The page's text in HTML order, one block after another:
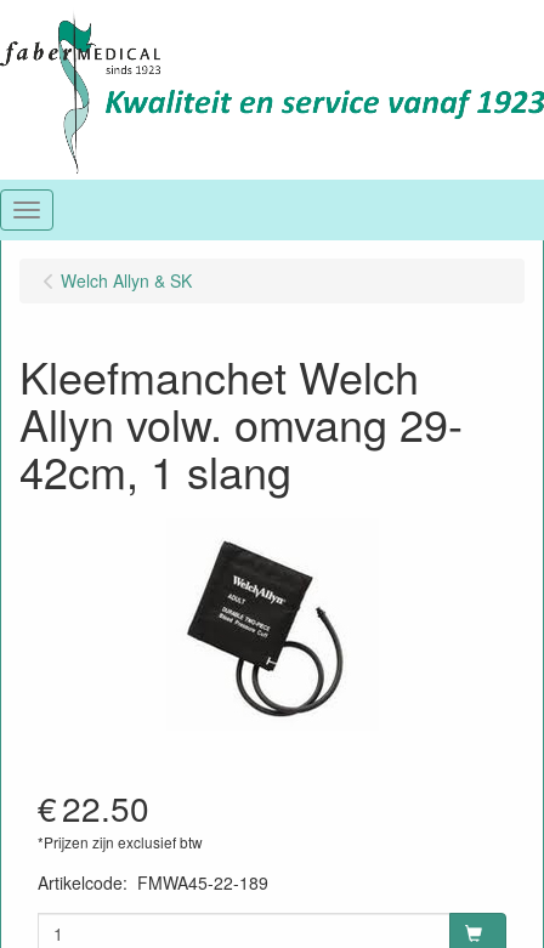
Menu
Welch Allyn & SK
Kleefmanchet Welch
Allyn volw. omvang 29-
42cm, 1 slang
€22.50
*Prijzen zijn exclusief btw
Artikelcode: FMWA45-22-189